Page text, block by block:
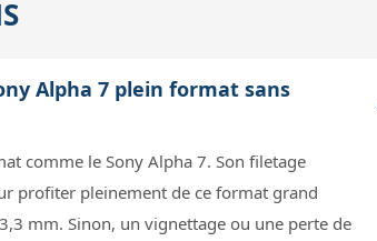
Alpha 7 plein format sans
comme le Sony Alpha 7. Son filetage
profiter pleinement de ce format grand
mm. Sinon, un vignettage ou une perte de